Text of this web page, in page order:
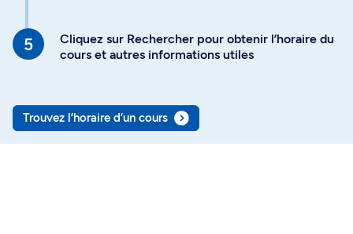
Cliquez sur Rechercher pour obtenir l’horaire du
cours et autres informations utiles
Trouvez l’horaire d’un cours